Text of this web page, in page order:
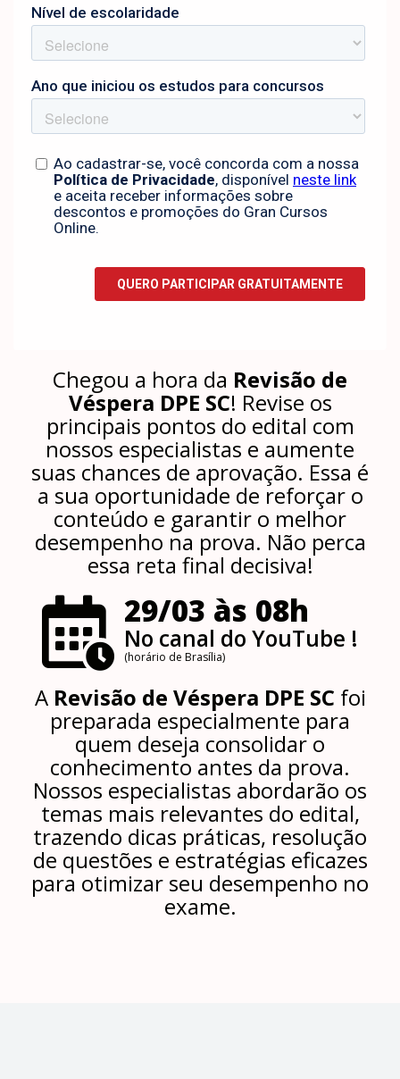
Chegou a hora da Revisão de
Véspera DPE SC! Revise os
principais pontos do edital com
nossos especialistas e aumente
suas chances de aprovação. Essa é
a sua oportunidade de reforçar o
conteúdo e garantir o melhor
desempenho na prova. Não perca
essa reta final decisiva!
29/03 às 08h
No canal do YouTube !
(horário de Brasília)
A Revisão de Véspera DPE SC foi
preparada especialmente para
quem deseja consolidar o
conhecimento antes da prova.
Nossos especialistas abordarão os
temas mais relevantes do edital,
trazendo dicas práticas, resolução
de questões e estratégias eficazes
para otimizar seu desempenho no
exame.